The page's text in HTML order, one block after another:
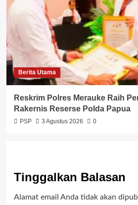
Berita Utama
Reskrim Polres Merauke Raih
Rakernis Reserse Polda Papua
PSP 3 Agustus 2026 0
Tinggalkan Balasan
Alamat email Anda tidak akan